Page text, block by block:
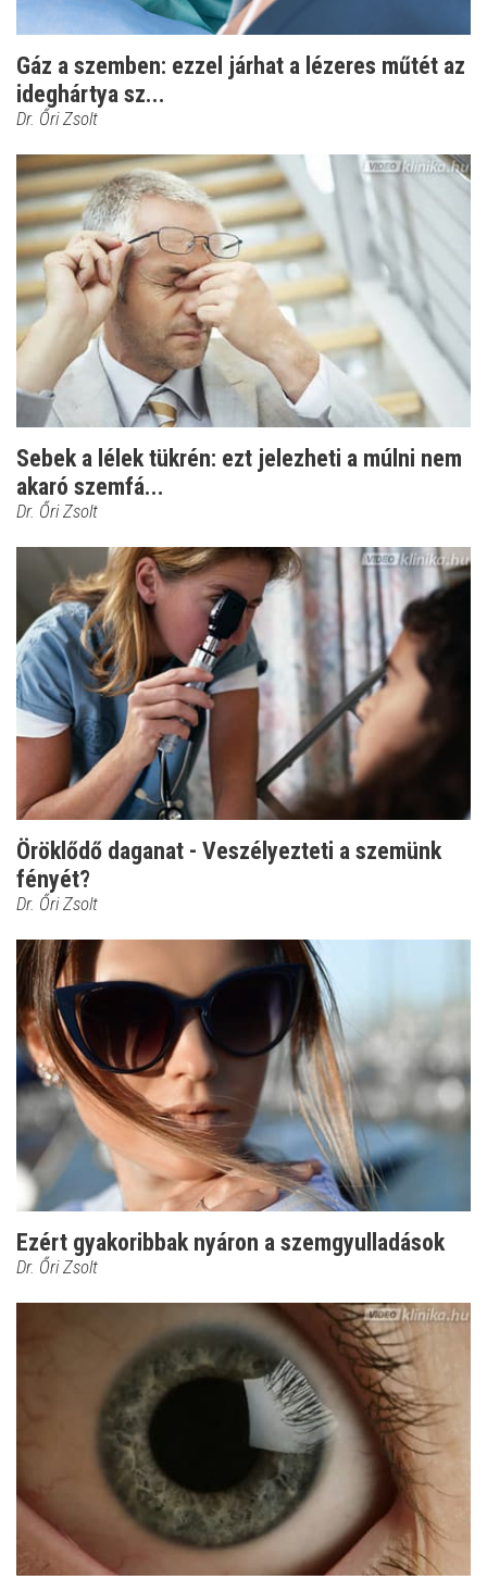
Gáz a szemben: ezzel járhat a lézeres műtét az
ideghártya sz...
Dr. Őri Zsolt
Sebek a lélek tükrén: ezt jelezheti a múlni nem
akaró szemfá...
Dr. Őri Zsolt
Öröklődő daganat - Veszélyezteti a szemünk
fényét?
Dr. Őri Zsolt
Ezért gyakoribbak nyáron a szemgyulladások
Dr. Őri Zsolt